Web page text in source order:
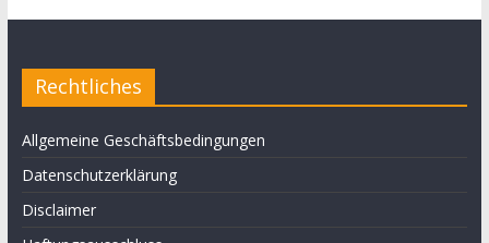
Rechtliches
Allgemeine Geschäftsbedingungen
Datenschutzerklärung
Disclaimer